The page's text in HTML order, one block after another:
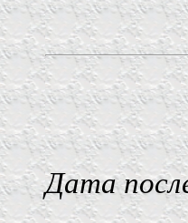
Дата